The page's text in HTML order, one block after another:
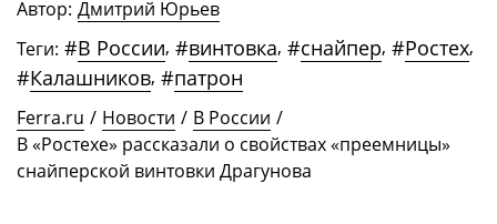
Автор: Дмитрий Юрьев
Теги: #В России, #винтовка, #снайпер, #Ростех,
#Калашников, #патрон
Ferra.ru / Новости / В России /
В «Ростехе» рассказали о свойствах «преемницы»
снайперской винтовки Драгунова